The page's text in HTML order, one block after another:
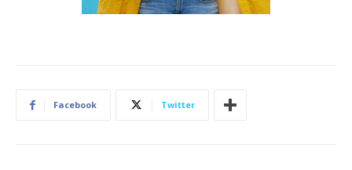
Facebook Twitter